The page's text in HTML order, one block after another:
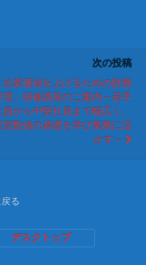
次の投稿
企業価値を上げるための財務
理」研修講座のご案内～若手
員から中堅社員まで幅広く、
営数値の基礎を学び業務に活
かす～
る
デスクトップ